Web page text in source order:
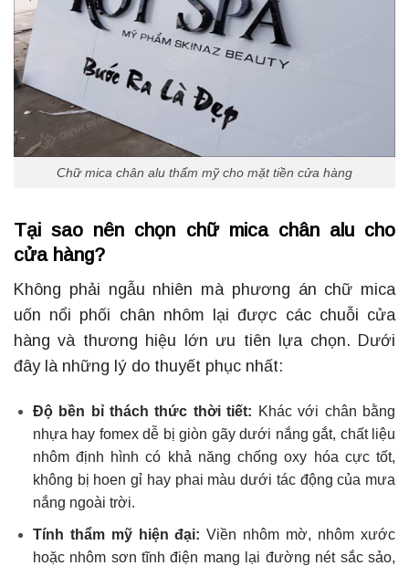
Chữ mica chân alu thẩm mỹ cho mặt tiền cửa hàng
Tại sao nên chọn chữ mica chân alu cho
cửa hàng?
Không phải ngẫu nhiên mà phương án chữ mica
uốn nổi phối chân nhôm lại được các chuỗi cửa
hàng và thương hiệu lớn ưu tiên lựa chọn. Dưới
đây là những lý do thuyết phục nhất:
Độ bền bỉ thách thức thời tiết: Khác với chân bằng
nhựa hay fomex dễ bị giòn gãy dưới nắng gắt, chất liệu
nhôm định hình có khả năng chống oxy hóa cực tốt,
không bị hoen gỉ hay phai màu dưới tác động của mưa
nắng ngoài trời.
Tính thẩm mỹ hiện đại: Viền nhôm mờ, nhôm xước
hoặc nhôm sơn tĩnh điện mang lại đường nét sắc sảo,